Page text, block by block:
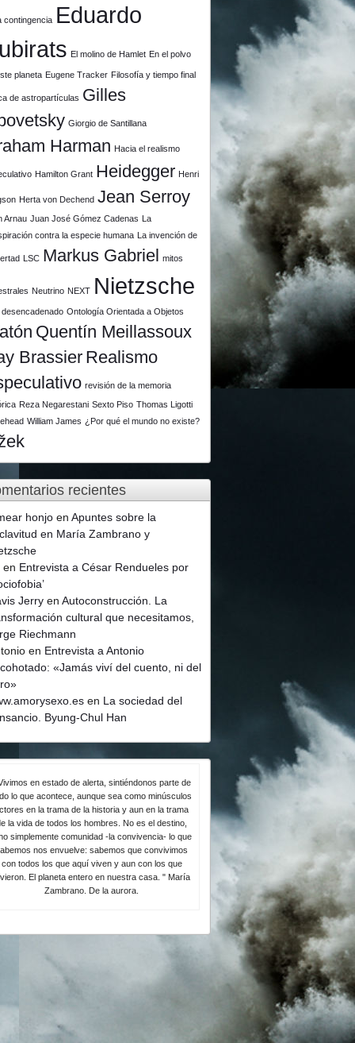
contingencia Eduardo
El molino de Hamlet En el polvo
planeta Eugene Tracker Filosofía y tiempo final
de astropartículas Gilles
Giorgio de Santillana
Harman Hacia el realismo
Hamilton Grant Heidegger Henri
Herta von Dechend Jean Serroy
Arnau Juan José Gómez Cadenas La
contra la especie humana La invención de
LSC Markus Gabriel mitos
Neutrino NEXT Nietzsche
desencadenado Ontología Orientada a Objetos
Quentín Meillassoux
Brassier Realismo
revisión de la memoria
Reza Negarestani Sexto Piso Thomas Ligotti
William James ¿Por qué el mundo no existe?
recientes
honjo enApuntes sobre la
en María Zambrano y
en Entrevista a César Rendueles por
Jerry enAutoconstrucción. La
cultural que necesitamos,
Riechmann
en Entrevista a Antonio
«Jamás viví del cuento, ni del
en La sociedad del
Byung-Chul Han
en estado de alerta, sintiéndonos parte de
lo que acontece, aunque sea como minúsculos
en la trama de la historia y aun en la trama
la vida de todos los hombres. No es el destino,
simplemente comunidad -la convivencia- lo que
nos envuelve: sabemos que convivimos
con todos los que aquí viven y aun con los que
El planeta entero en nuestra casa. " María
Zambrano. De la aurora.